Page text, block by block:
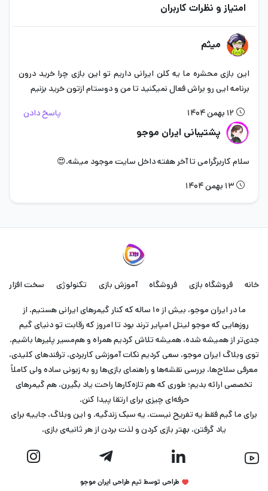
امتیاز و نظرات کاربران
میثم
این بازی محشره ما یه کلن ایرانی داریم تو این بازی چرا خرید درون
برنامه ایی رو براش فعال نمیکنید تا من و دوستام ازتون خرید بزنیم
۱۲ بهمن ۱۴۰۴ پاسخ دادن
پشتیبانی ایران موجو
سلام کاربرگرامی تا آخر هفته داخل سایت موجود میشه.😍
۱۳ بهمن ۱۴۰۴
خانه فروشگاه بازی فروشگاه آموزش بازی تکنولوژی سخت افزار
ما در ایران موجو، بیش از ۱۰ ساله که کنار گیمرهای ایرانی هستیم. از
روزهایی که موجو لیتل امپایر ترند بود تا امروز که رقابت تو دنیای گیم
جدی‌تر از همیشه شده، همیشه تلاش کردیم همراه و هم‌مسیر پلیرها باشیم.
توی وبلاگ ایران موجو، سعی کردیم نکات آموزشی کاربردی، ترفندهای کلیدی،
معرفی سلاح‌ها، بررسی نقشه‌ها و راهنمای بازی‌ها رو به زبونی ساده ولی کاملاً
تخصصی ارائه بدیم؛ طوری که هم تازه‌کارها راحت یاد بگیرن، هم گیمرهای
حرفه‌ای چیزی برای ارتقا پیدا کنن.
برای ما گیم فقط یه تفریح نیست، یه سبک زندگیه. و این وبلاگ، جاییه برای
یاد گرفتن، بهتر بازی کردن و لذت بردن از هر ثانیه‌ی بازی.
طراحی توسط تیم طراحی ایران موجو